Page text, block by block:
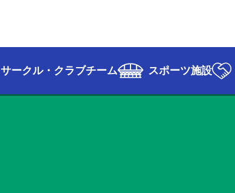
サークル・クラブチーム スポーツ施設